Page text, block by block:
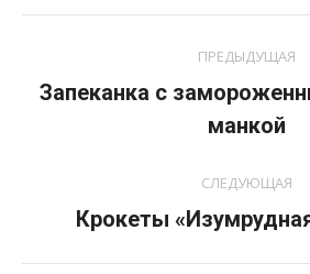
по
ПРЕДЫДУЩАЯ
запись:
Запеканка с
манкой
СЛЕДУЮЩАЯ
Крокеты